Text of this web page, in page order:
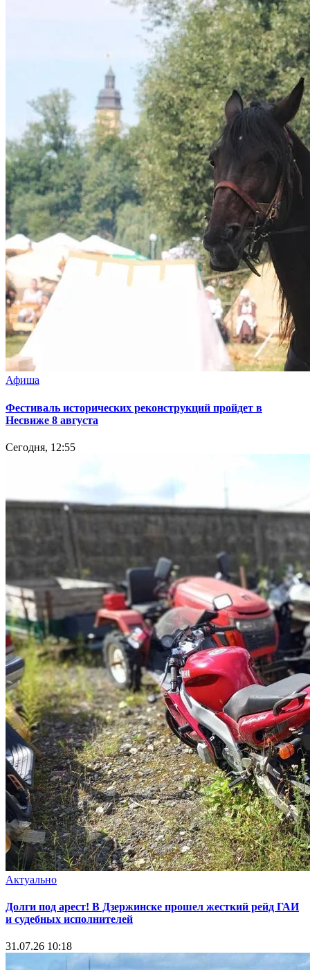
Афиша
Фестиваль исторических реконструкций пройдет в
Несвиже 8 августа
Сегодня, 12:55
Актуально
Долги под арест! В Дзержинске прошел жесткий рейд ГАИ
и судебных исполнителей
31.07.26 10:18